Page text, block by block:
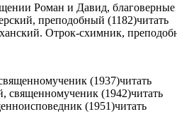
Роман и Давид, благоверные
преподобный (1182)читать
Отрок-схимник,
(1937)читать
священномученик (1942)читать
(1951)читать